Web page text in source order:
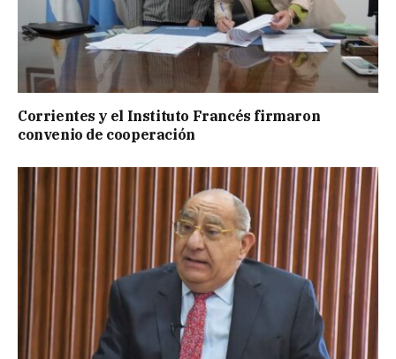
Corrientes y el Instituto Francés firmaron
convenio de cooperación